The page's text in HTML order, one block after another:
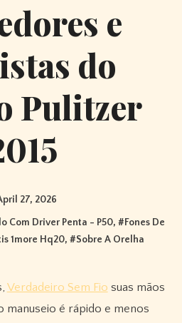
e
do
Pulitzer
27, 2026
Com Driver Penta - P50, #Fones De
1more Hq20, #Sobre A Orelha
Verdadeiro Sem Fio suas mãos
manuseio é rápido e menos